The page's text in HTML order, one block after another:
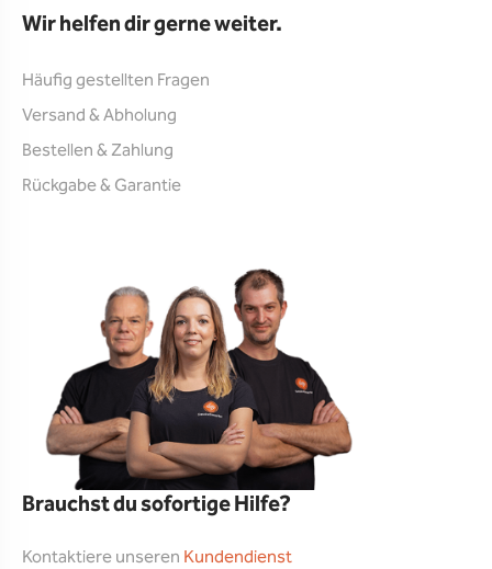
Wir helfen dir gerne weiter.
Häufig gestellten Fragen
Versand & Abholung
Bestellen & Zahlung
Rückgabe & Garantie
Brauchst du sofortige Hilfe?
Kontaktiere unseren Kundendienst